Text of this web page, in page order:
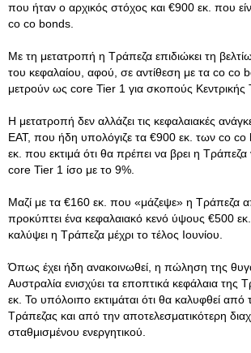
που ήταν ο αρχικός στόχος και €900 εκ. που
co co bonds.
Με τη μετατροπή η Τράπεζα επιδιώκει τη
του κεφαλαίου, αφού, σε αντίθεση με τα co co
μετρούν ως core Tier 1 για σκοπούς Κεντρικής
Η μετατροπή δεν αλλάζει τις κεφαλαιακές
ΕΑΤ, που ήδη υπολόγιζε τα €900 εκ. των co
εκ. που εκτιμά ότι θα πρέπει να βρει η Τράπεζα
core Tier 1 ίσο με το 9%.
Μαζί με τα €160 εκ. που «μάζεψε» η Τράπεζα
προκύπτει ένα κεφαλαιακό κενό ύψους €500
καλύψει η Τράπεζα μέχρι το τέλος Ιουνίου.
Όπως έχει ήδη ανακοινωθεί, η πώληση της
Αυστραλία ενισχύει τα εποπτικά κεφάλαια της
εκ. Το υπόλοιπο εκτιμάται ότι θα καλυφθεί από
Τράπεζας και από την αποτελεσματικότερη
σταθμισμένου ενεργητικού.